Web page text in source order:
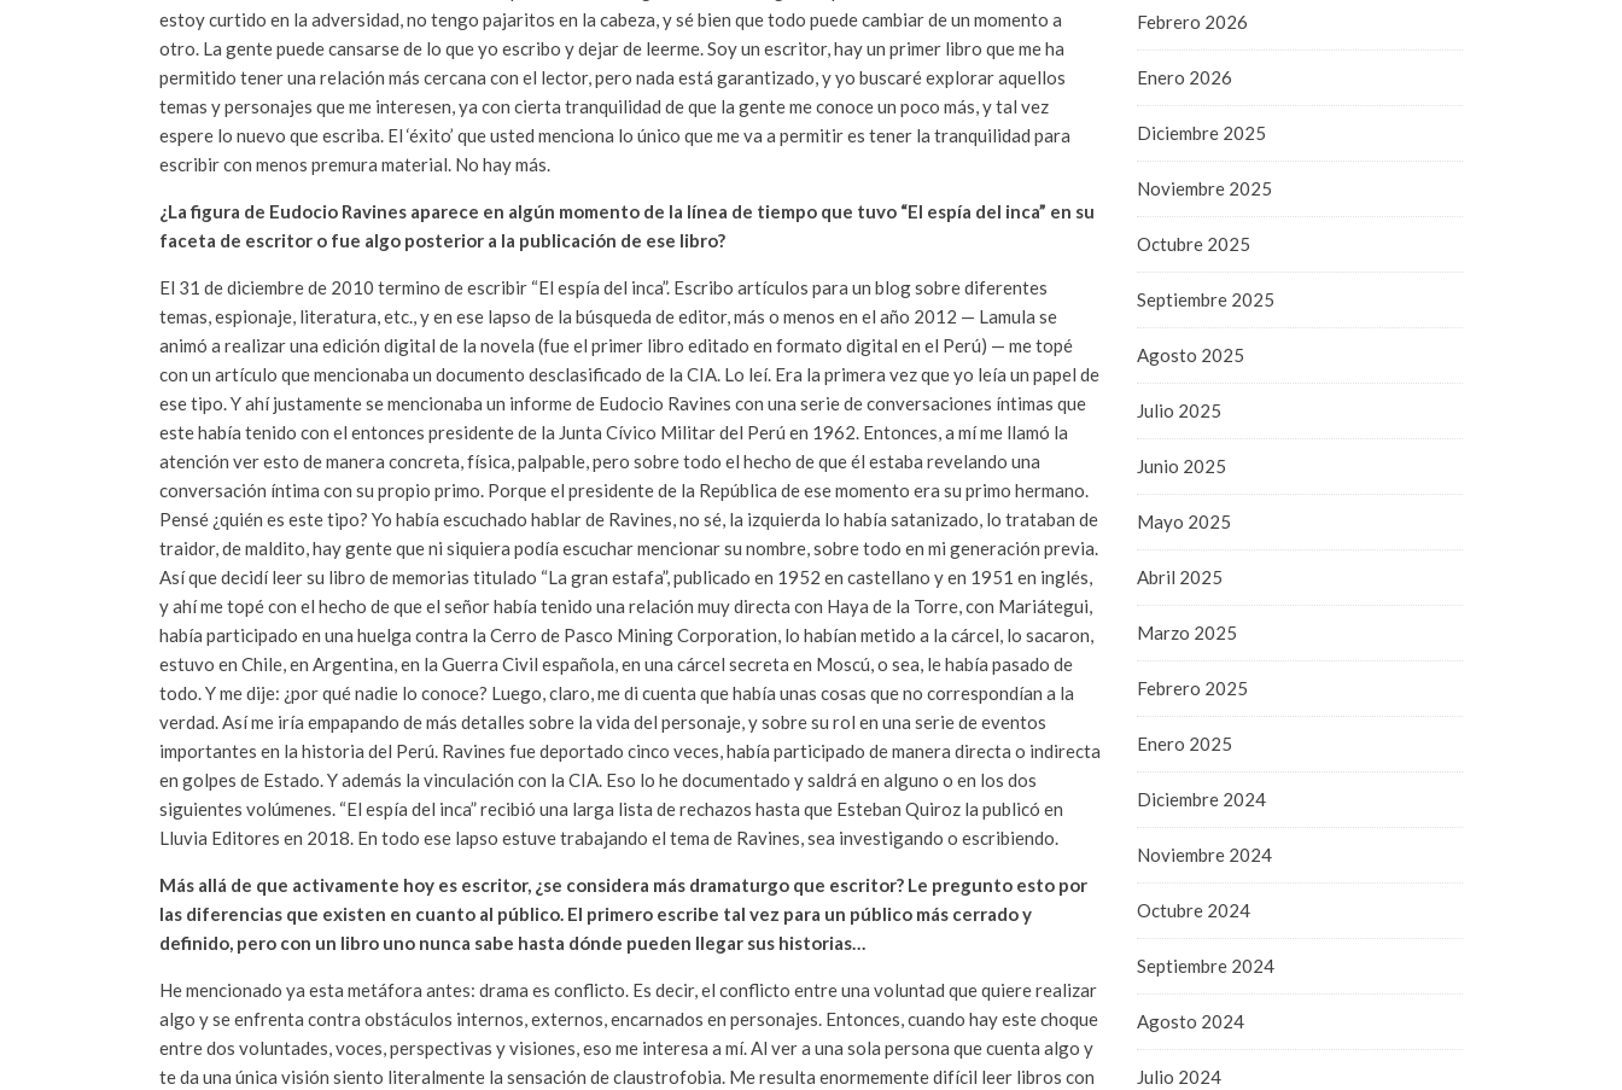
estoy curtido en la adversidad, no tengo pajaritos en la cabeza, y sé bien que todo puede cambiar de un momento a
otro. La gente puede cansarse de lo que yo escribo y dejar de leerme. Soy un escritor, hay un primer libro que me ha
permitido tener una relación más cercana con el lector, pero nada está garantizado, y yo buscaré explorar aquellos
temas y personajes que me interesen, ya con cierta tranquilidad de que la gente me conoce un poco más, y tal vez
espere lo nuevo que escriba. El ‘éxito’ que usted menciona lo único que me va a permitir es tener la tranquilidad para
escribir con menos premura material. No hay más.
¿La figura de Eudocio Ravines aparece en algún momento de la línea de tiempo que tuvo “El espía del inca” en su
faceta de escritor o fue algo posterior a la publicación de ese libro?
El 31 de diciembre de 2010 termino de escribir “El espía del inca”. Escribo artículos para un blog sobre diferentes
temas, espionaje, literatura, etc., y en ese lapso de la búsqueda de editor, más o menos en el año 2012 — Lamula se
animó a realizar una edición digital de la novela (fue el primer libro editado en formato digital en el Perú) — me topé
con un artículo que mencionaba un documento desclasificado de la CIA. Lo leí. Era la primera vez que yo leía un papel de
ese tipo. Y ahí justamente se mencionaba un informe de Eudocio Ravines con una serie de conversaciones íntimas que
este había tenido con el entonces presidente de la Junta Cívico Militar del Perú en 1962. Entonces, a mí me llamó la
atención ver esto de manera concreta, física, palpable, pero sobre todo el hecho de que él estaba revelando una
conversación íntima con su propio primo. Porque el presidente de la República de ese momento era su primo hermano.
Pensé ¿quién es este tipo? Yo había escuchado hablar de Ravines, no sé, la izquierda lo había satanizado, lo trataban de
traidor, de maldito, hay gente que ni siquiera podía escuchar mencionar su nombre, sobre todo en mi generación previa.
Así que decidí leer su libro de memorias titulado “La gran estafa”, publicado en 1952 en castellano y en 1951 en inglés,
y ahí me topé con el hecho de que el señor había tenido una relación muy directa con Haya de la Torre, con Mariátegui,
había participado en una huelga contra la Cerro de Pasco Mining Corporation, lo habían metido a la cárcel, lo sacaron,
estuvo en Chile, en Argentina, en la Guerra Civil española, en una cárcel secreta en Moscú, o sea, le había pasado de
todo. Y me dije: ¿por qué nadie lo conoce? Luego, claro, me di cuenta que había unas cosas que no correspondían a la
verdad. Así me iría empapando de más detalles sobre la vida del personaje, y sobre su rol en una serie de eventos
importantes en la historia del Perú. Ravines fue deportado cinco veces, había participado de manera directa o indirecta
en golpes de Estado. Y además la vinculación con la CIA. Eso lo he documentado y saldrá en alguno o en los dos
siguientes volúmenes. “El espía del inca” recibió una larga lista de rechazos hasta que Esteban Quiroz la publicó en
Lluvia Editores en 2018. En todo ese lapso estuve trabajando el tema de Ravines, sea investigando o escribiendo.
Más allá de que activamente hoy es escritor, ¿se considera más dramaturgo que escritor? Le pregunto esto por
las diferencias que existen en cuanto al público. El primero escribe tal vez para un público más cerrado y
definido, pero con un libro uno nunca sabe hasta dónde pueden llegar sus historias…
He mencionado ya esta metáfora antes: drama es conflicto. Es decir, el conflicto entre una voluntad que quiere realizar
algo y se enfrenta contra obstáculos internos, externos, encarnados en personajes. Entonces, cuando hay este choque
entre dos voluntades, voces, perspectivas y visiones, eso me interesa a mí. Al ver a una sola persona que cuenta algo y
te da una única visión siento literalmente la sensación de claustrofobia. Me resulta enormemente difícil leer libros con
Febrero 2026
Enero 2026
Diciembre 2025
Noviembre 2025
Octubre 2025
Septiembre 2025
Agosto 2025
Julio 2025
Junio 2025
Mayo 2025
Abril 2025
Marzo 2025
Febrero 2025
Enero 2025
Diciembre 2024
Noviembre 2024
Octubre 2024
Septiembre 2024
Agosto 2024
Julio 2024